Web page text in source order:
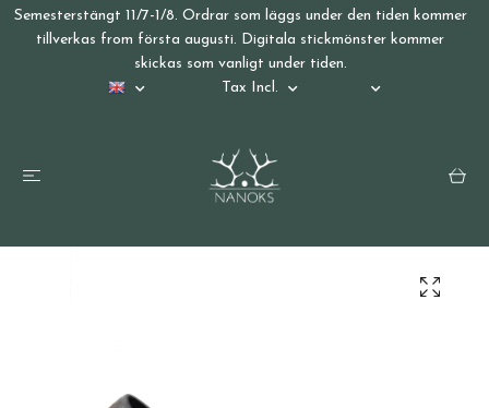
Semesterstängt 11/7-1/8. Ordrar som läggs under den tiden kommer
tillverkas from första augusti. Digitala stickmönster kommer
skickas som vanligt under tiden.
Tax Incl.